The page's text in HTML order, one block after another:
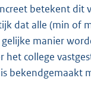
betekent dit
dat alle (min of
manier
het college
bekendgemaakt